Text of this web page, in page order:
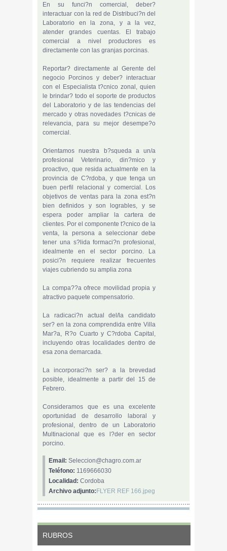
En su funci?n comercial, deber?
interactuar con la red de Distribuci?n del
Laboratorio en la zona, y a la vez,
atender grandes cuentas. El trabajo
comercial a nivel productores es
directamente con las granjas porcinas.
Reportar? directamente al Gerente del
negocio Porcinos y deber? interactuar
con el Especialista t?cnico zonal, quien
le brindar? todo el soporte de productos
del Laboratorio y de las tendencias del
mercado y otras novedades t?cnicas de
relevancia, para su mejor desempe?o
comercial.
Orientamos nuestra b?squeda a un/a
profesional Veterinario, din?mico y
proactivo, que resida actualmente en la
provincia de C?rdoba, y que tenga un
buen perfil relacional y comercial. Los
objetivos de ventas para la zona est?n
bien definidos y son logrables, y se
espera poder ampliar la cartera de
clientes. Por el componente t?cnico de la
venta, la persona a seleccionar debe
tener una s?lida formaci?n profesional,
idealmente en el sector porcino. La
posici?n requiere realizar frecuentes
viajes cubriendo su amplia zona
La compa??a ofrece movilidad propia y
atractivo paquete compensatorio.
La radicaci?n actual del/la candidato
ser? en la zona comprendida entre Villa
Mar?a, R?o Cuarto y C?rdoba Capital,
incluyendo otras localidades dentro de
esa zona demarcada.
La incorporaci?n ser? a la brevedad
posible, idealmente a partir del 15 de
Febrero.
Consideramos que es una excelente
oportunidad de desarrollo laboral y
profesional, dentro de un Laboratorio
Multinacional que es l?der en sector
porcino.
Email:Seleccion@chagro.com.ar
Teléfono: 1169666030
Localidad:Cordoba
Archivo adjunto:FLYER REF 166.jpeg
RUBROS